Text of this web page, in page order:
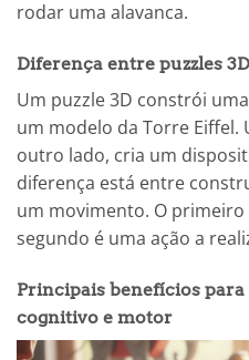
rodar uma alavanca.
Diferença entre puzzles
Um puzzle 3D constrói
um modelo da Torre Eiffel.
outro lado, cria um
diferença está entre
um movimento. O
segundo é uma ação a
Principais benefícios
cognitivo e motor